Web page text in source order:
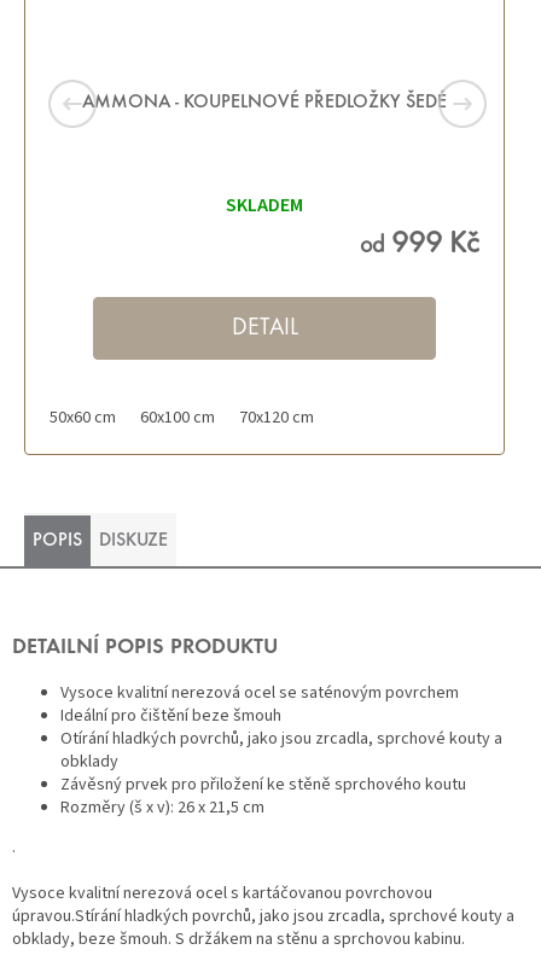
AMMONA - KOUPELNOVÉ PŘEDLOŽKY ŠEDÉ
SKLADEM
od 999 Kč
DETAIL
50x60 cm 60x100 cm 70x120 cm
POPIS DISKUZE
DETAILNÍ POPIS PRODUKTU
Vysoce kvalitní nerezová ocel se saténovým povrchem
Ideální pro čištění beze šmouh
Otírání hladkých povrchů, jako jsou zrcadla, sprchové kouty a
obklady
Závěsný prvek pro přiložení ke stěně sprchového koutu
Rozměry (š x v): 26 x 21,5 cm
.
Vysoce kvalitní nerezová ocel s kartáčovanou povrchovou
úpravou.Stírání hladkých povrchů, jako jsou zrcadla, sprchové kouty a
obklady, beze šmouh. S držákem na stěnu a sprchovou kabinu.